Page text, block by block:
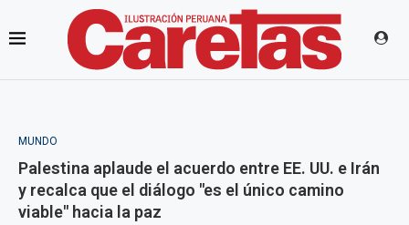
MUNDO
Palestina aplaude el acuerdo entre EE. UU. e Irán
y recalca que el diálogo "es el único camino
viable" hacia la paz